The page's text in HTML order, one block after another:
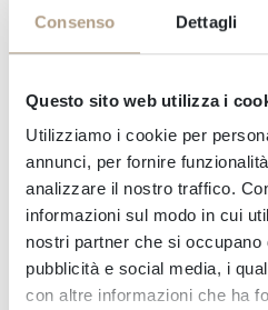
Consenso Dettagli
Questo sito web utilizza i
Utilizziamo i cookie per
annunci, per fornire
analizzare il nostro traffico.
informazioni sul modo in cui
nostri partner che si occupano
pubblicità e social media, i
con altre informazioni che ha
produzione, dal latte
tini di rame
qualità e
formaggio a mano,
soddisfi i rigorosi
Parmigiano
degustazione,
formaggi di diverse